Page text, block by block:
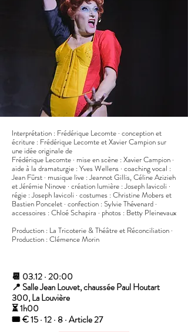
Interprétation : Frédérique Lecomte · conception et
écriture : Frédérique Lecomte et Xavier Campion sur
une idée originale de
Frédérique Lecomte · mise en scène : Xavier Campion ·
aide à la dramaturgie : Yves Wellens · coaching vocal :
Jean Fürst · musique live : Jeannot Gillis, Céline Azizieh
et Jérémie Ninove · création lumière : Joseph Iavicoli ·
régie : Joseph Iavicoli · costumes : Christine Mobers et
Bastien Poncelet · confection : Sylvie Thévenard ·
accessoires : Chloé Schapira · photos : Betty Pleinevaux
Production : La Tricoterie & Théâtre et Réconciliation ·
Production : Clémence Morin
📆 03.12 · 20:00
📍 Salle Jean Louvet, chaussée Paul Houtart
300, La Louvière
⏳ 1h00
🎟️ € 15 · 12 · 8 · Article 27